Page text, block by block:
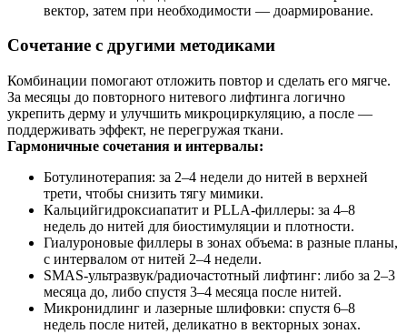
вектор, затем при необходимости — доармирование.
Сочетание с другими методиками
Комбинации помогают отложить повтор и сделать его мягче.
За месяцы до повторного нитевого лифтинга логично
укрепить дерму и улучшить микроциркуляцию, а после —
поддерживать эффект, не перегружая ткани.
Гармоничные сочетания и интервалы:
Ботулинотерапия: за 2–4 недели до нитей в верхней
трети, чтобы снизить тягу мимики.
Кальцийгидроксиапатит и PLLA-филлеры: за 4–8
недель до нитей для биостимуляции и плотности.
Гиалуроновые филлеры в зонах объема: в разные планы,
с интервалом от нитей 2–4 недели.
SMAS-ультразвук/радиочастотный лифтинг: либо за 2–3
месяца до, либо спустя 3–4 месяца после нитей.
Микронидлинг и лазерные шлифовки: спустя 6–8
недель после нитей, деликатно в векторных зонах.